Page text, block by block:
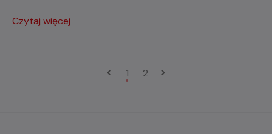
Czytaj więcej
1 2